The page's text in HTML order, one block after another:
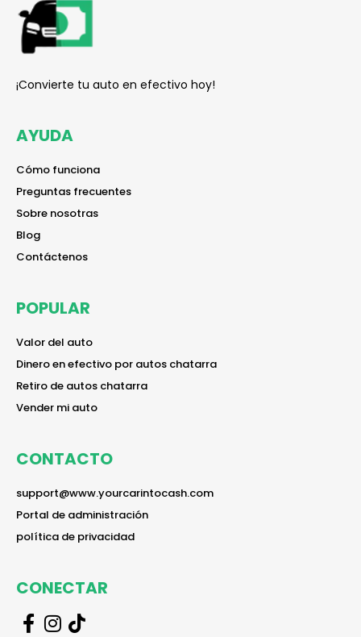
¡Convierte tu auto en efectivo hoy!
AYUDA
Cómo funciona
reader
Preguntas frecuentes
reader
Sobre nosotras
reader
Blog
reader
Contáctenos
reader
POPULAR
Valor del auto
reader
Dinero en efectivo por autos chatarra
reader
Retiro de autos chatarra
reader
Vender mi auto
reader
CONTACTO
support@www.yourcarintocash.com
reader
Portal de administración
reader
política de privacidad
reader
CONECTAR